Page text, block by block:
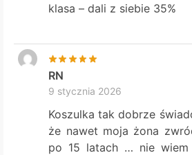
klasa – dali z siebie 35%
RN
9 stycznia 2026
Koszulka tak dobrze
że nawet moja żona
po 15 latach … nie wiem